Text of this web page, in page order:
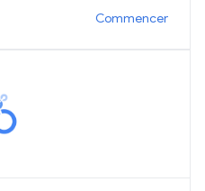
Commencer